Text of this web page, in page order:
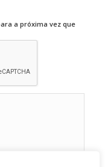
a próxima vez que